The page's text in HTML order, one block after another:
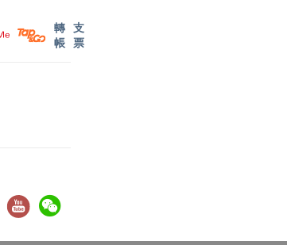
轉
帳
支
票